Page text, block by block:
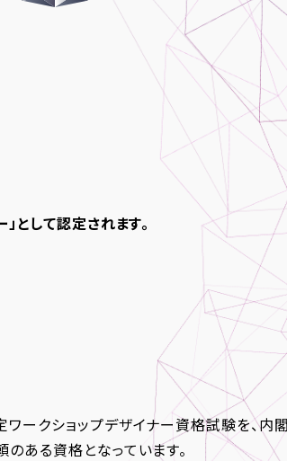
として認定されます。
ークショップデザイナー資格試験を、
ある資格となっています。